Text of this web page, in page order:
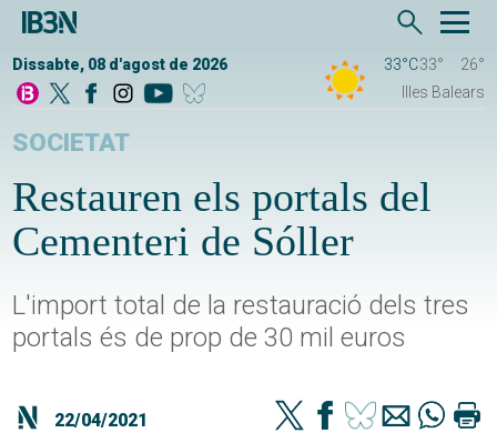
Dissabte, 08 d'agost de 2026 33°C33°
26°
Illes Balears
SOCIETAT
Restauren els portals del
Cementeri de Sóller
L'import total de la restauració dels tres
portals és de prop de 30 mil euros
22/04/2021